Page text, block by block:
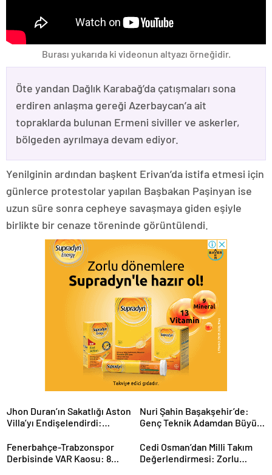
Burası yukarıda ki videonun altyazı örneğidir.
Öte yandan Dağlık Karabağ’da çatışmaları sona
erdiren anlaşma gereği Azerbaycan’a ait
topraklarda bulunan Ermeni siviller ve askerler,
bölgeden ayrılmaya devam ediyor.
Yenilginin ardından başkent Erivan’da istifa etmesi için
günlerce protestolar yapılan Başbakan Paşinyan ise
uzun süre sonra cepheye savaşmaya giden eşiyle
birlikte bir cenaze töreninde görüntülendi.
Jhon Duran’ın Sakatlığı Aston
Villa’yı Endişelendirdi:
Nuri Şahin Başakşehir’de:
Genç Teknik Adamdan Büyük
Fenerbahçe-Trabzonspor
Derbisinde VAR Kaosu: 8
Cedi Osman’dan Milli Takım
Değerlendirmesi: Zorlu